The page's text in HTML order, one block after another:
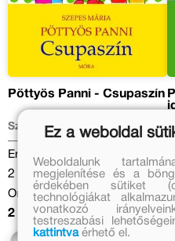
Pöttyös Panni - Csupaszín
Szepes Mária
Eredeti ár:
2 699 Ft
Online ár:
2 213 Ft
Ez a weboldal
Weboldalunk
megjelenítése és a
érdekében sütiket
technológiákat
vonatkozó
testreszabási
kattintvaérhető el.